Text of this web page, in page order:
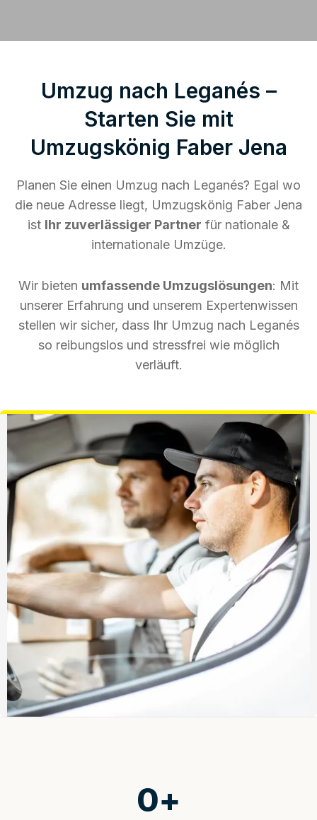
Umzug nach Leganés –
Starten Sie mit
Umzugskönig Faber Jena
Planen Sie einen Umzug nach Leganés? Egal wo
die neue Adresse liegt, Umzugskönig Faber Jena
ist Ihr zuverlässiger Partner für nationale &
internationale Umzüge.
Wir bieten umfassende Umzugslösungen: Mit
unserer Erfahrung und unserem Expertenwissen
stellen wir sicher, dass Ihr Umzug nach Leganés
so reibungslos und stressfrei wie möglich
verläuft.
0+